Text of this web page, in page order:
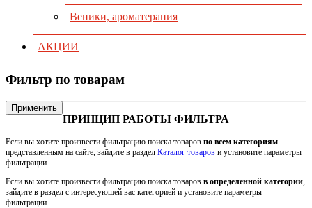
Веники, ароматерапия
АКЦИИ
Фильтр по товарам
Применить
ПРИНЦИП РАБОТЫ ФИЛЬТРА
Если вы хотите произвести фильтрацию поиска товаров по всем категориям
представленным на сайте, зайдите в раздел Каталог товаров и установите параметры
фильтрации.
Если вы хотите произвести фильтрацию поиска товаров в определенной категории,
зайдите в раздел с интересующей вас категорией и установите параметры
фильтрации.